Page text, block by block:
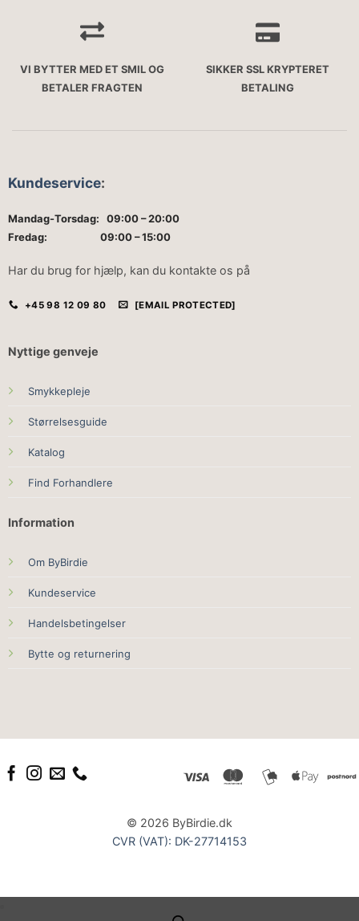
VI BYTTER MED ET SMIL OG
BETALER FRAGTEN
SIKKER SSL KRYPTERET
BETALING
Kundeservice:
Mandag-Torsdag: 09:00 – 20:00
Fredag: 09:00 – 15:00
Har du brug for hjælp, kan du kontakte os på
+45 98 12 09 80 [EMAIL PROTECTED]
Nyttige genveje
Smykkepleje
Størrelsesguide
Katalog
Find Forhandlere
Information
Om ByBirdie
Kundeservice
Handelsbetingelser
Bytte og returnering
© 2026 ByBirdie.dk
CVR (VAT): DK-27714153